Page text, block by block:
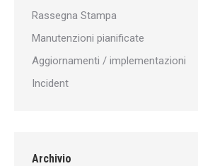
Rassegna Stampa
Manutenzioni pianificate
Aggiornamenti / implementazioni
Incident
Archivio